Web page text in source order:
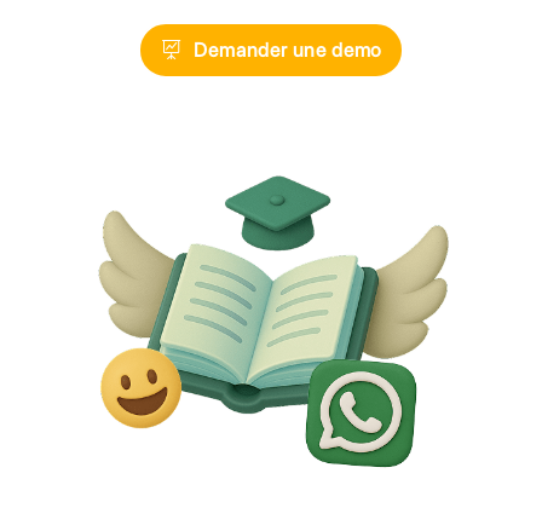
plate-forme
Demander une demo